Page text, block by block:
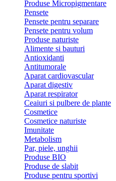
Produse Micropigmentare
Pensete
Pensete pentru separare
Pensete pentru volum
Produse naturiste
Alimente si bauturi
Antioxidanti
Antitumorale
Aparat cardiovascular
Aparat digestiv
Aparat respirator
Ceaiuri si pulbere de plante
Cosmetice
Cosmetice naturiste
Imunitate
Metabolism
Par, piele, unghii
Produse BIO
Produse de slabit
Produse pentru sportivi